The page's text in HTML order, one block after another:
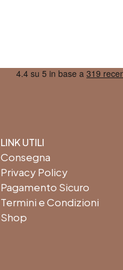
LINK UTILI
Consegna
Privacy Policy
Pagamento Sicuro
Termini e Condizioni
Shop